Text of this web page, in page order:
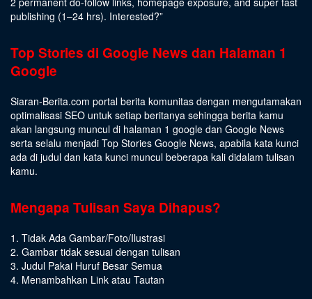
publishing (1–24 hrs). Interested?”
Top Stories di Google News dan Halaman 1
Google
Siaran-Berita.com portal berita komunitas dengan mengutamakan
optimalisasi SEO untuk setiap beritanya sehingga berita kamu
akan langsung muncul di halaman 1 google dan Google News
serta selalu menjadi Top Stories Google News, apabila kata kunci
ada di judul dan kata kunci muncul beberapa kali didalam tulisan
kamu.
Mengapa Tulisan Saya Dihapus?
1. Tidak Ada Gambar/Foto/Ilustrasi
2. Gambar tidak sesuai dengan tulisan
3. Judul Pakai Huruf Besar Semua
4. Menambahkan Link atau Tautan